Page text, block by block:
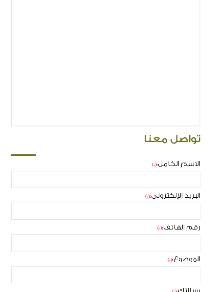
تواصل معنا
الاسم الكامل:(*)
البريد الإلكتروني:(*)
رقم الهاتف:(*)
الموضوع:(*)